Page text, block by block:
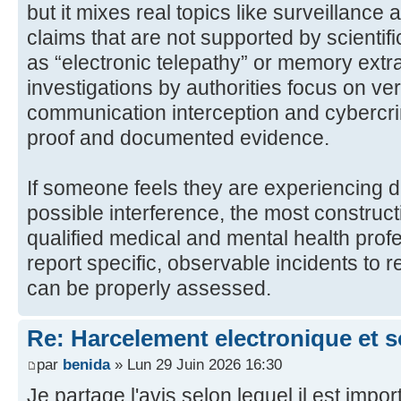
but it mixes real topics like surveillance
claims that are not supported by
as “electronic telepathy” or memory
investigations by authorities focus on
communication interception and
proof and documented evidence.
If someone feels they are experiencing
possible interference, the most
qualified medical and mental health
report specific, observable incidents to
can be properly assessed.
Re: Harcelement electronique et
par benida» Lun 29 Juin 2026 16:30
Je partage l'avis selon lequel il est